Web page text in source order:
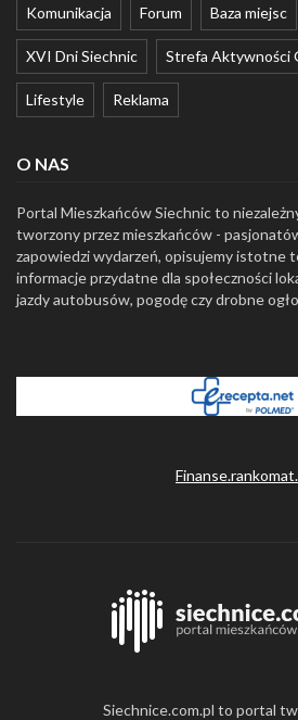
Komunikacja Forum Baza miejsc
XVI Dni Siechnic Strefa Aktywności
Lifestyle Reklama
O NAS
Portal Mieszkańców Siechnic to
tworzony przez mieszkańców -
zapowiedzi wydarzeń, opisujemy istotne
informacje przydatne dla społeczności
jazdy autobusów, pogodę czy drobne
Siechnice.com.pl to portal